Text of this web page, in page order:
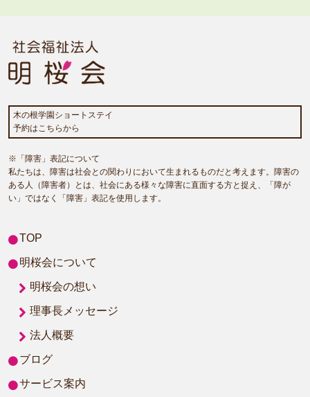
木の根学園ショートステイ
予約はこちらから
※「障害」表記について
私たちは、障害は社会との関わりにおいて生まれるものだと考えます。障害の
ある人（障害者）とは、社会にある様々な障害に直面する方と捉え、「障が
い」ではなく「障害」表記を使用します。
TOP
明桜会について
明桜会の想い
理事長メッセージ
法人概要
ブログ
サービス案内